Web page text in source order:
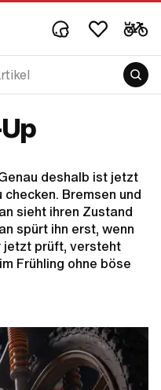
deshalb ist jetzt
Bremsen und
sieht ihren Zustand
spürt ihn erst, wenn
jetzt prüft, versteht
Frühling ohne böse